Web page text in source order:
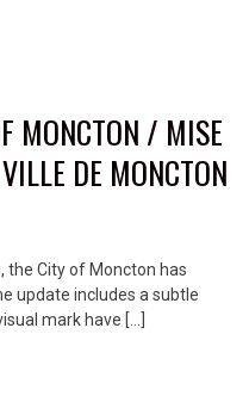
MONCTON / MISE
DE MONCTON
the City of Moncton has
update includes a subtle
mark have […]